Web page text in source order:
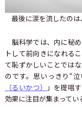
最後に涙を流したのは
脳科学では、内に秘
トして前向きになれる
て恥ずかしいことでは
のです。思いっきり“
（るいかつ）
」を提唱
効果に注目が集まってい